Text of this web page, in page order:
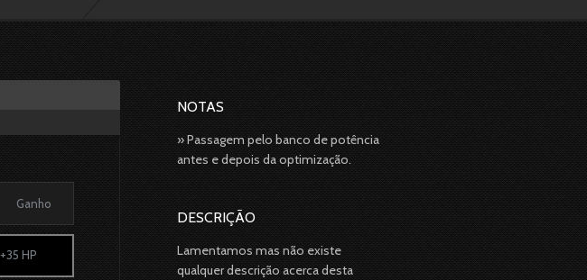
Ganho
+35 HP
NOTAS
» Passagem pelo banco de potência
antes e depois da optimização.
DESCRIÇÃO
Lamentamos mas não existe
qualquer descrição acerca desta